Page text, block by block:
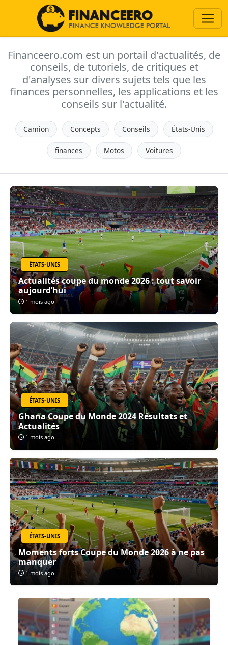
Financeero.com est un portail d'actualités, de
conseils, de tutoriels, de critiques et
d'analyses sur divers sujets tels que les
finances personnelles, les applications et les
conseils sur l'actualité.
Camion Concepts Conseils États-Unis
finances Motos Voitures
ÉTATS-UNIS
Actualités coupe du monde 2026 : tout savoir
aujourd’hui
1 mois ago
ÉTATS-UNIS
Ghana Coupe du Monde 2024 Résultats et
Actualités
1 mois ago
ÉTATS-UNIS
Moments forts Coupe du Monde 2026 à ne pas
manquer
1 mois ago